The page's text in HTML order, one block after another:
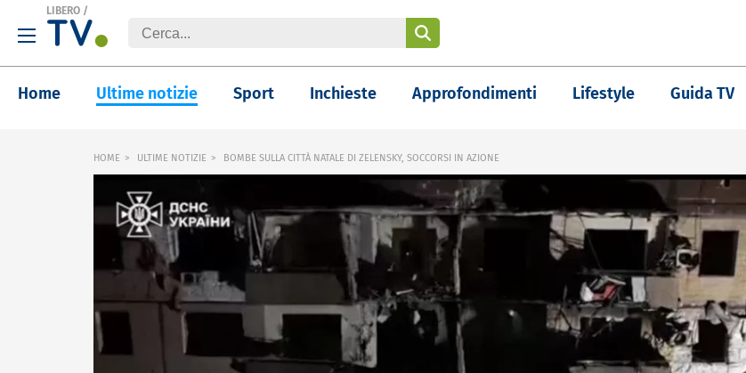
LIBERO /
Home Ultime notizie Sport Inchieste Approfondimenti Lifestyle Guida TV
HOME ULTIME NOTIZIE BOMBE SULLA CITTÀ NATALE DI ZELENSKY, SOCCORSI IN AZIONE